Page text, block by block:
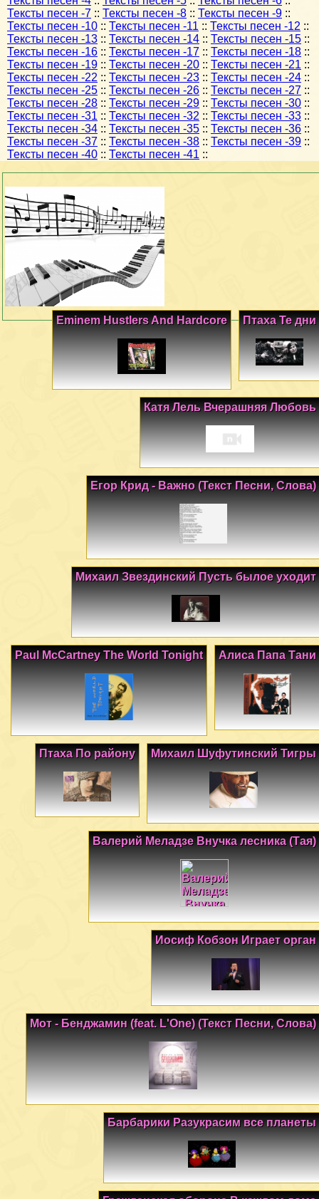
Тексты песен -7 :: Тексты песен -8 :: Тексты песен -9 ::
Тексты песен -10 :: Тексты песен -11 :: Тексты песен -12 ::
Тексты песен -13 :: Тексты песен -14 :: Тексты песен -15 ::
Тексты песен -16 :: Тексты песен -17 :: Тексты песен -18 ::
Тексты песен -19 :: Тексты песен -20 :: Тексты песен -21 ::
Тексты песен -22 :: Тексты песен -23 :: Тексты песен -24 ::
Тексты песен -25 :: Тексты песен -26 :: Тексты песен -27 ::
Тексты песен -28 :: Тексты песен -29 :: Тексты песен -30 ::
Тексты песен -31 :: Тексты песен -32 :: Тексты песен -33 ::
Тексты песен -34 :: Тексты песен -35 :: Тексты песен -36 ::
Тексты песен -37 :: Тексты песен -38 :: Тексты песен -39 ::
Тексты песен -40 :: Тексты песен -41 ::
Птаха Те дни
Eminem Hustlers And Hardcore
Катя Лель Вчерашняя Любовь
Егор Крид - Важно (Текст Песни, Слова)
Михаил Звездинский Пусть былое уходит
Алиса Папа Тани
Paul McCartney The World Tonight
Михаил Шуфутинский Тигры
Птаха По району
Валерий Меладзе Внучка лесника (Тая)
Иосиф Кобзон Играет орган
Мот - Бенджамин (feat. L'One) (Текст Песни, Слова)
Барбарики Разукрасим все планеты